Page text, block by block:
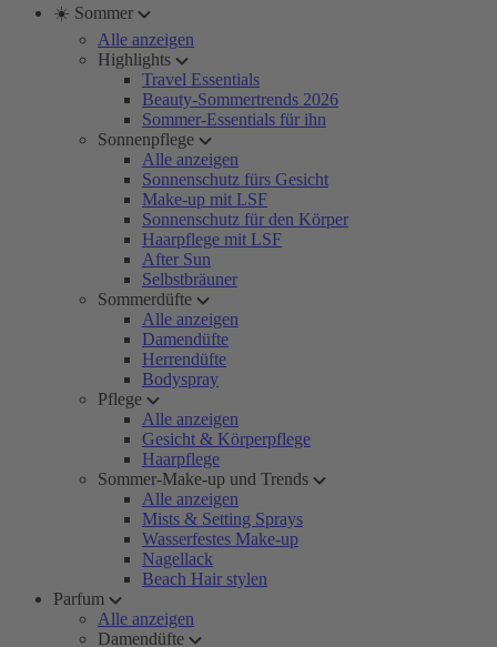
☀️ Sommer
Alle anzeigen
Highlights
Travel Essentials
Beauty-Sommertrends 2026
Sommer-Essentials für ihn
Sonnenpflege
Alle anzeigen
Sonnenschutz fürs Gesicht
Make-up mit LSF
Sonnenschutz für den Körper
Haarpflege mit LSF
After Sun
Selbstbräuner
Sommerdüfte
Alle anzeigen
Damendüfte
Herrendüfte
Bodyspray
Pflege
Alle anzeigen
Gesicht & Körperpflege
Haarpflege
Sommer-Make-up und Trends
Alle anzeigen
Mists & Setting Sprays
Wasserfestes Make-up
Nagellack
Beach Hair stylen
Parfum
Alle anzeigen
Damendüfte